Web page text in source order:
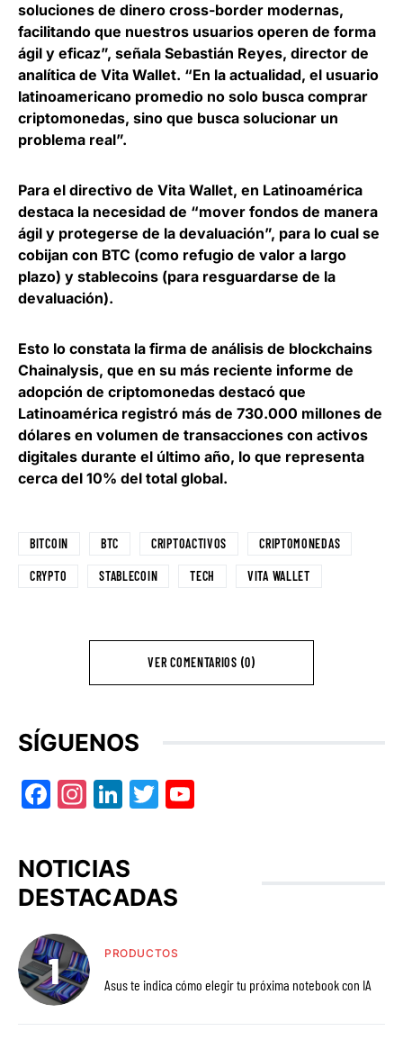
soluciones de dinero cross-border modernas,
facilitando que nuestros usuarios operen de forma
ágil y eficaz”, señala Sebastián Reyes, director de
analítica de Vita Wallet. “En la actualidad, el usuario
latinoamericano promedio no solo busca comprar
criptomonedas, sino que busca solucionar un
problema real”.
Para el directivo de Vita Wallet, en Latinoamérica
destaca la necesidad de “mover fondos de manera
ágil y protegerse de la devaluación”, para lo cual se
cobijan con BTC (como refugio de valor a largo
plazo) y stablecoins (para resguardarse de la
devaluación).
Esto lo constata la firma de análisis de blockchains
Chainalysis, que en su más reciente informe de
adopción de criptomonedas destacó que
Latinoamérica registró más de 730.000 millones de
dólares en volumen de transacciones con activos
digitales durante el último año, lo que representa
cerca del 10% del total global.
BITCOIN BTC CRIPTOACTIVOS CRIPTOMONEDAS
CRYPTO STABLECOIN TECH VITA WALLET
VER COMENTARIOS (0)
SÍGUENOS
Facebook
Instagram
LinkedIn
Twitter
NOTICIAS
DESTACADAS
PRODUCTOS
Asus te indica cómo elegir tu próxima notebook con IA